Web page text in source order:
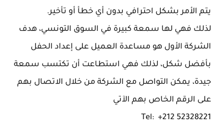
يتم الأمر بشكل احترافي بدون أي خطأ أو تأخير.
لذلك فهي لها سمعة كبيرة في السوق التونسي، هدف
الشركة الأول هو مساعدة العميل على إعداد الحفل
بأفضل شكل، لذلك فهي استطاعت أن تكتسب سمعة
جيدة، يمكن التواصل مع الشركة من خلال الاتصال بهم
على الرقم الخاص بهم الآتي
Tel: +212 52328221